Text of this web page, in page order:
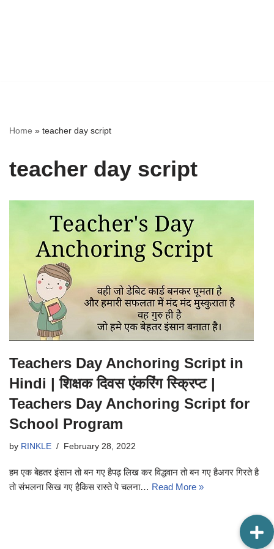
Home » teacher day script
teacher day script
Teachers Day Anchoring Script in
Hindi | शिक्षक दिवस एंकरिंग स्क्रिप्ट |
Teachers Day Anchoring Script for
School Program
by RINKLE February 28, 2022
हम एक बेहतर इंसान तो बन गए हैपढ़ लिख कर विद्धवान तो बन गए हैअगर गिरते है
तो संभलना सिख गए हैकिस रास्ते पे चलना… Read More »